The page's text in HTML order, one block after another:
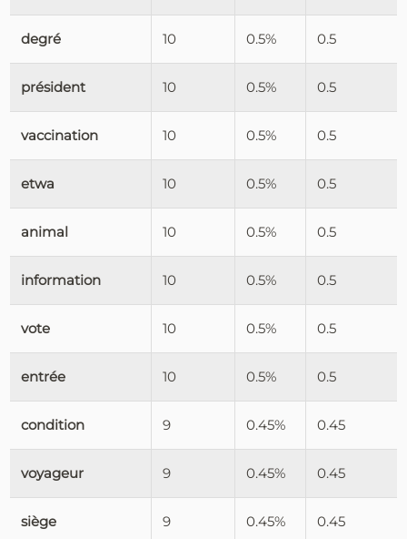
degré 10 0.5% 0.5
président 10 0.5% 0.5
vaccination 10 0.5% 0.5
etwa 10 0.5% 0.5
animal 10 0.5% 0.5
information 10 0.5% 0.5
vote 10 0.5% 0.5
entrée 10 0.5% 0.5
condition 9 0.45% 0.45
voyageur 9 0.45% 0.45
siège 9 0.45% 0.45